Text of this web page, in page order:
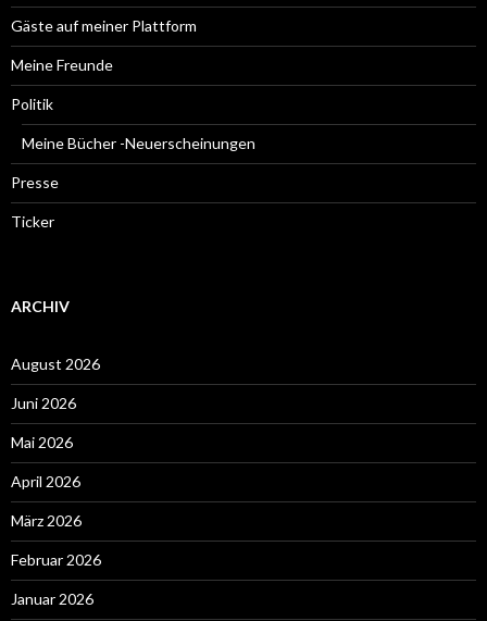
Gäste auf meiner Plattform
Meine Freunde
Politik
Meine Bücher -Neuerscheinungen
Presse
Ticker
ARCHIV
August 2026
Juni 2026
Mai 2026
April 2026
März 2026
Februar 2026
Januar 2026